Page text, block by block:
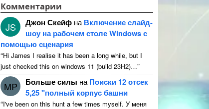
11 непригодны для использования 1 из них ...
Комментарии
JS Джон Скейф на Включение слайд-
шоу на рабочем столе Windows с
помощью сценария
“Hi James I realise it has been a long while,but I
just checked this on windows 11 (build 23H2)…”
MP Больше силы на Поиски 12 отсек
5,25 "полный корпус башни
“I've been on this hunt a few times myself. У меня